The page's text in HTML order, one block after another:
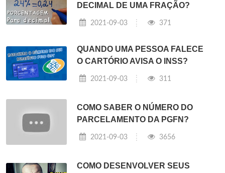
DECIMAL DE UMA FRAÇÃO?
2021-09-03 371
QUANDO UMA PESSOA FALECE
O CARTÓRIO AVISA O INSS?
2021-09-03 311
COMO SABER O NÚMERO DO
PARCELAMENTO DA PGFN?
2021-09-03 3656
COMO DESENVOLVER SEUS